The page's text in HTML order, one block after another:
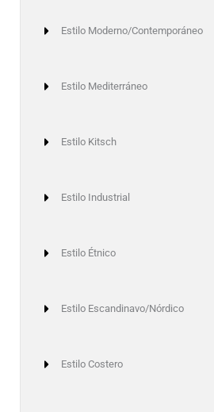
Estilo Moderno/Contemporáneo
Estilo Mediterráneo
Estilo Kitsch
Estilo Industrial
Estilo Étnico
Estilo Escandinavo/Nórdico
Estilo Costero